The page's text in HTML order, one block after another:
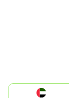
الإمارات العربية المتحدة